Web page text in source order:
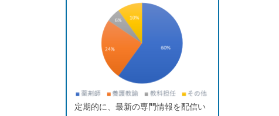
定期的に、最新の専門情報を配信い